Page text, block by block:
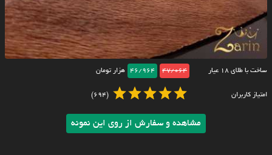
ساخت با طلای ۱۸ عیار 47/064
46/964 هزار تومان
امتیاز کاربران (694)
مشاهده و سفارش از روی این نمونه